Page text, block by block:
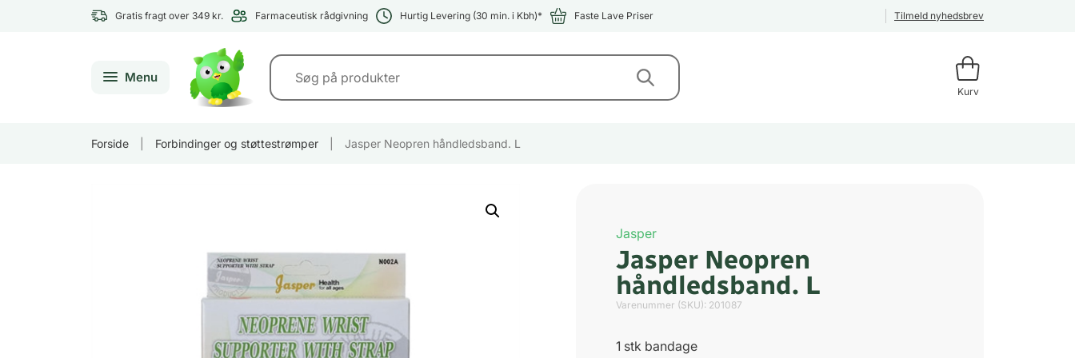
Gratis fragt over 349 kr. Farmaceutisk rådgivning Hurtig Levering (30 min. i Kbh)* Faste Lave Priser Tilmeld nyhedsbrev
Menu
Kurv
Forside Forbindinger og støttestrømper Jasper Neopren håndledsband. L
Jasper
Jasper Neopren
håndledsband. L
Varenummer (SKU): 201087
1 stk bandage